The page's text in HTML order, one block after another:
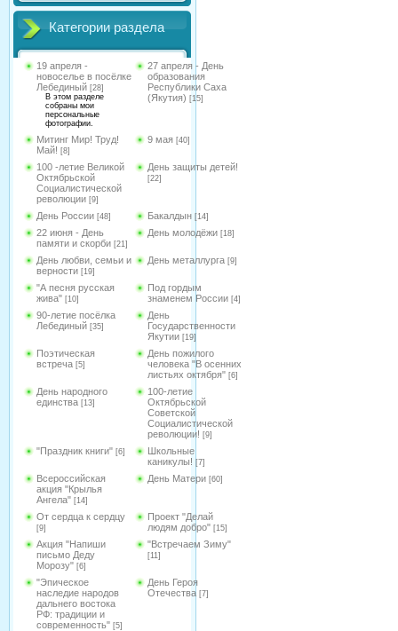
Категории раздела
19 апреля -
новоселье в посёлке
Лебединый [28]
В этом разделе
собраны мои
персональные
фотографии.
27 апреля - День
образования
Республики Саха
(Якутия) [15]
Митинг Мир! Труд!
Май! [8]
9 мая [40]
100 -летие Великой
Октябрьской
Социалистической
революции [9]
День защиты детей!
[22]
День России [48] Бакалдын [14]
22 июня - День
памяти и скорби [21]
День молодёжи [18]
День любви, семьи и
верности [19]
День металлурга [9]
"А песня русская
жива" [10]
Под гордым
знаменем России [4]
90-летие посёлка
Лебединый [35]
День
Государственности
Якутии [19]
Поэтическая
встреча [5]
День пожилого
человека "В осенних
листьях октября" [6]
День народного
единства [13]
100-летие
Октябрьской
Советской
Социалистической
революции! [9]
"Праздник книги" [6]
Школьные
каникулы! [7]
Всероссийская
акция "Крылья
Ангела" [14]
День Матери [60]
От сердца к сердцу
[9]
Проект "Делай
людям добро" [15]
Акция "Напиши
письмо Деду
Морозу" [6]
"Встречаем Зиму"
[11]
"Эпическое
наследие народов
дальнего востока
РФ: традиции и
современность" [5]
День Героя
Отечества [7]